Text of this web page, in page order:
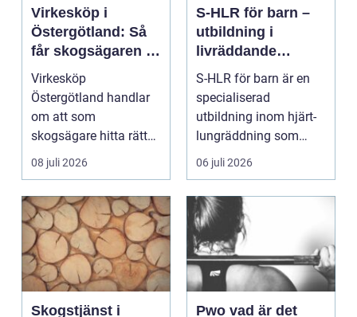
Virkesköp i
Östergötland: Så
får skogsägaren ut
mer av sin skog
Virkesköp
Östergötland handlar
om att som
skogsägare hitta rätt
köpare...
08 juli 2026
S-HLR för barn –
utbildning i
livräddande
insatser för
sjukvårdspersonal
S-HLR för barn är en
specialiserad
utbildning inom hjärt-
lungräddning som
riktar...
06 juli 2026
Skogstjänst i
Pwo vad är det